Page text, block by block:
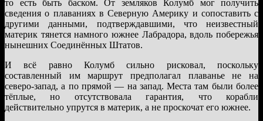
то есть быть баском. От земляков Колумб мог получить
сведения о плаваниях в Северную Америку и сопоставить с
другими данными, подтверждавшими, что неизвестный
материк тянется намного южнее Лабрадора, вдоль побережья
нынешних Соединённых Штатов.
И всё равно Колумб сильно рисковал, поскольку
составленный им маршрут предполагал плаванье не на
северо-запад, а по прямой — на запад. Места там были более
тёплые, но отсутствовала гарантия, что корабли
действительно упрутся в материк, а не проскочат его южнее.